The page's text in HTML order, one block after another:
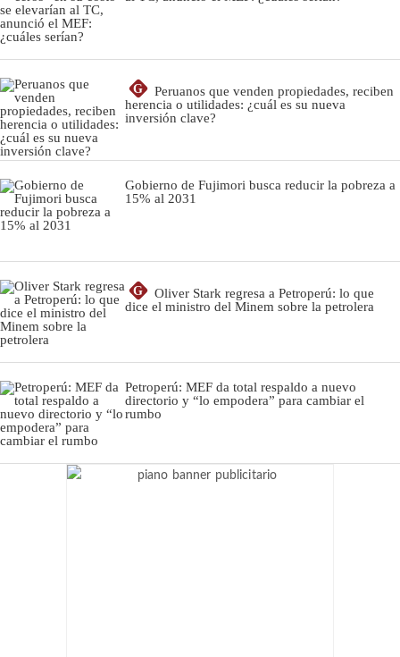
G
Peruanos que venden propiedades, reciben
herencia o utilidades: ¿cuál es su nueva
inversión clave?
Gobierno de Fujimori busca reducir la pobreza a
15% al 2031
G
Oliver Stark regresa a Petroperú: lo que
dice el ministro del Minem sobre la petrolera
Petroperú: MEF da total respaldo a nuevo
directorio y “lo empodera” para cambiar el
rumbo